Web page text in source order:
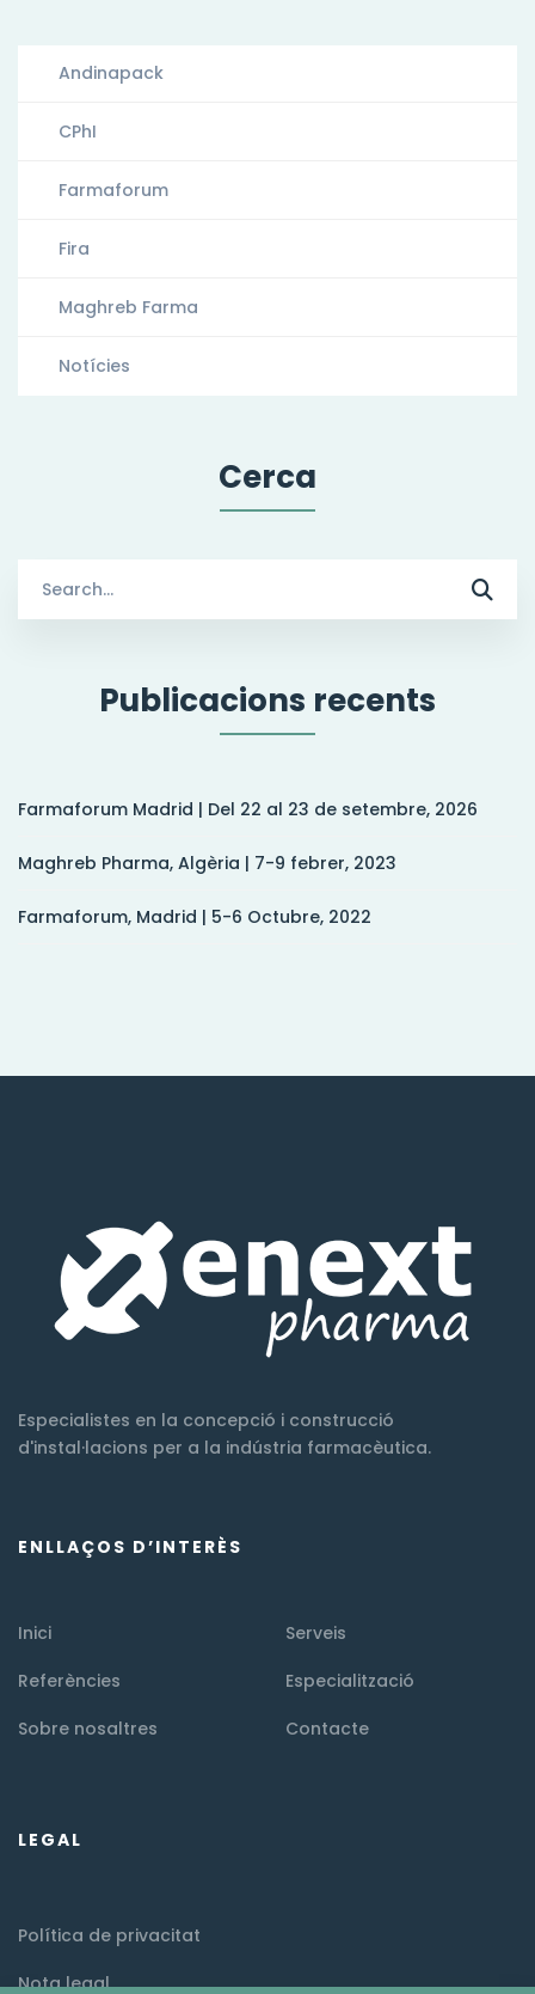
Andinapack
CPhI
Farmaforum
Fira
Maghreb Farma
Notícies
Cerca
for:
Publicacions recents
Farmaforum Madrid | Del 22 al 23 de setembre, 2026
Maghreb Pharma, Algèria | 7-9 febrer, 2023
Farmaforum, Madrid | 5-6 Octubre, 2022
Especialistes en la concepció i construcció
d'instal·lacions per a la indústria farmacèutica.
ENLLAÇOS D’INTERÈS
Inici
Serveis
Referències
Especialització
Sobre nosaltres
Contacte
LEGAL
Política de privacitat
Nota legal